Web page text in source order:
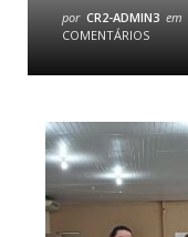
por CR2-ADMIN3 em
COMENTÁRIOS